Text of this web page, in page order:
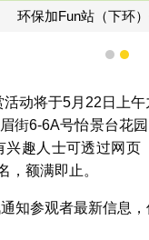
环保加Fun站（下环
1 2
动将于5月22日上
街6-6A号怡景台花
趣人士可透过网页
，额满即止。
知参观者最新信息